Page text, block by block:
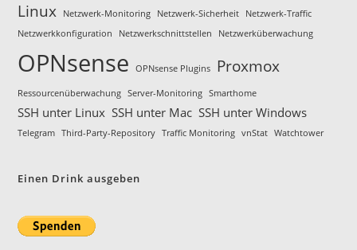
Linux Netzwerk-Monitoring Netzwerk-Sicherheit
Netzwerk-Traffic
Netzwerkkonfiguration
Netzwerkschnittstellen Netzwerküberwachung
OPNsense OPNsense Plugins Proxmox
Ressourcenüberwachung Server-Monitoring Smarthome
SSH unter Linux SSH unter Mac SSH unter Windows
Telegram Third-Party-Repository Traffic Monitoring vnStat Watchtower
Einen Drink ausgeben